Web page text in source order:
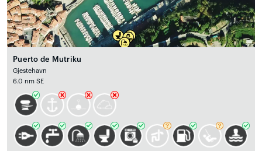
Puerto de Mutriku
Gjestehavn
6.0 nm SE